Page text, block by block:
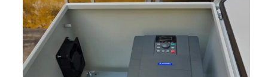
inverter ang...